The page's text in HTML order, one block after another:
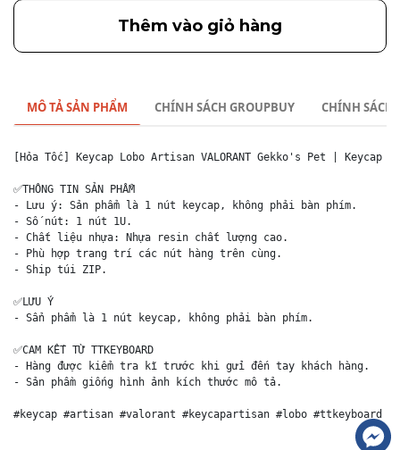
Thêm vào giỏ hàng
MÔ TẢ SẢN PHẨM CHÍNH SÁCH GROUPBUY CHÍNH SÁCH
[Hỏa Tốc] Keycap Lobo Artisan VALORANT Gekko's Pet | Keycap
✅THÔNG TIN SẢN PHẨM
- Lưu ý: Sản phẩm là 1 nút keycap, không phải bàn phím.
- Số nút: 1 nút 1U.
- Chất liệu nhựa: Nhựa resin chất lượng cao.
- Phù hợp trang trí các nút hàng trên cùng.
- Ship túi ZIP.
✅LƯU Ý
- Sẩn phẩm là 1 nút keycap, không phải bàn phím.
✅CAM KẾT TỪ TTKEYBOARD
- Hàng được kiểm tra kĩ trước khi gửi đến tay khách hàng.
- Sản phầm giống hình ảnh kích thước mô tả.
#keycap #artisan #valorant #keycapartisan #lobo #ttkeyboard